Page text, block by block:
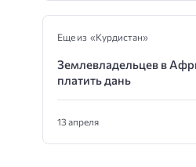
Еще из «Курдистан»
Землевладельцев в
платить дань
13 апреля